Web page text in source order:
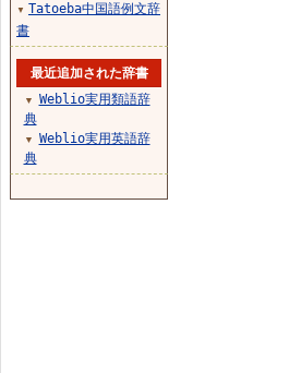
▼ Tatoeba中国語例文辞
書
最近追加された辞書
▼
Weblio実用類語辞
典
▼
Weblio実用英語辞
典